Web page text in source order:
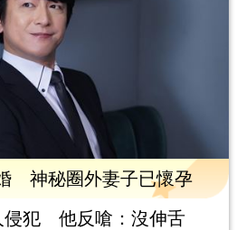
神秘圈外妻子已懷孕
侵犯 他反嗆：沒伸舌